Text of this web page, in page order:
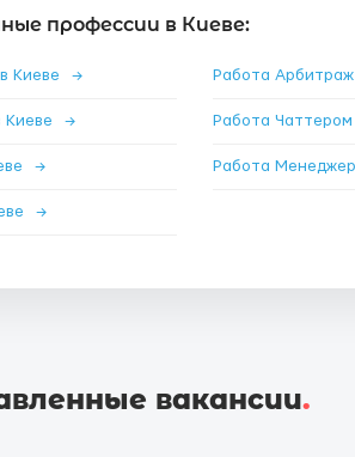
профессии в Киеве:
Киеве → Работа
→ Работа Чаттером
→ Работа
→
вакансии.